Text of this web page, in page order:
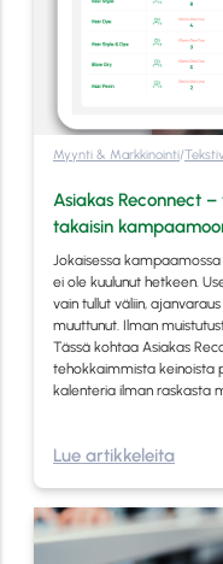
Myynti & Markkinointi/
Asiakas Reconnect
takaisin
Jokaisessa
ei ole kuulunut hetkeen.
vain tullut väliin,
muuttunut. Ilman
Tässä kohtaa Asiakas
tehokkaimmista keinoista
kalenteria ilman raskasta
Lue artikkeleita